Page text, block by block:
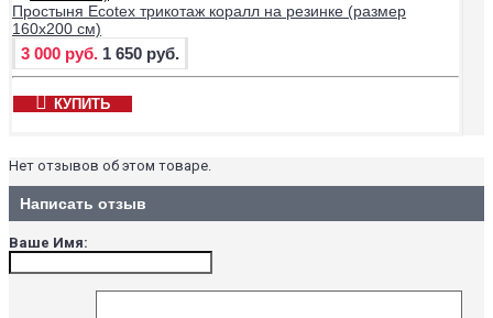
Простыня Ecotex трикотаж коралл на резинке (размер
160х200 см)
3 000 руб. 1 650 руб.
КУПИТЬ
Нет отзывов об этом товаре.
Написать отзыв
Ваше Имя: